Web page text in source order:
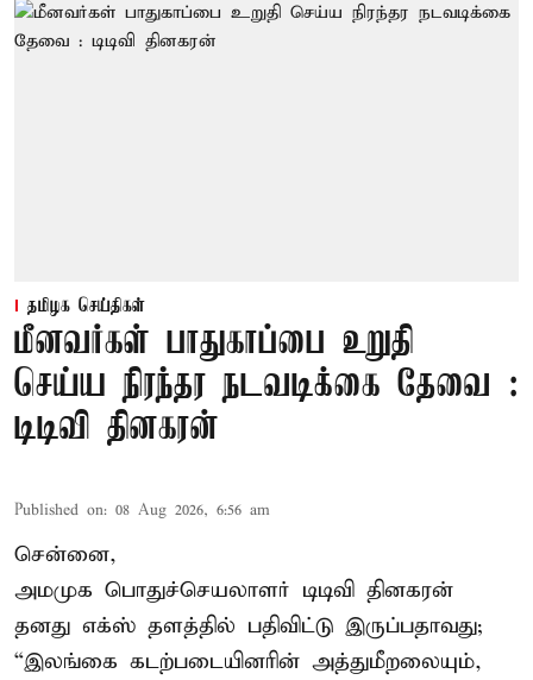
தமிழக செய்திகள்
மீனவர்கள் பாதுகாப்பை உறுதி
செய்ய நிரந்தர நடவடிக்கை தேவை :
டிடிவி தினகரன்
Published on: 08 Aug 2026, 6:56 am
சென்னை,
அமமுக பொதுச்செயலாளர் டிடிவி தினகரன்
தனது எக்ஸ் தளத்தில் பதிவிட்டு இருப்பதாவது;
“இலங்கை கடற்படையினரின் அத்துமீறலையும்,